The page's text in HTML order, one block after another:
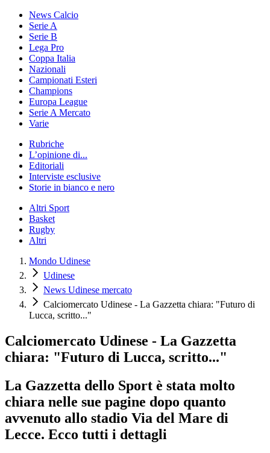
News Calcio
Serie A
Serie B
Lega Pro
Coppa Italia
Nazionali
Campionati Esteri
Champions
Europa League
Serie A Mercato
Varie
Rubriche
L’opinione di...
Editoriali
Interviste esclusive
Storie in bianco e nero
Altri Sport
Basket
Rugby
Altri
Mondo Udinese
Udinese
News Udinese mercato
Calciomercato Udinese - La Gazzetta chiara: "Futuro di
Lucca, scritto..."
Calciomercato Udinese - La Gazzetta
chiara: "Futuro di Lucca, scritto..."
La Gazzetta dello Sport è stata molto
chiara nelle sue pagine dopo quanto
avvenuto allo stadio Via del Mare di
Lecce. Ecco tutti i dettagli